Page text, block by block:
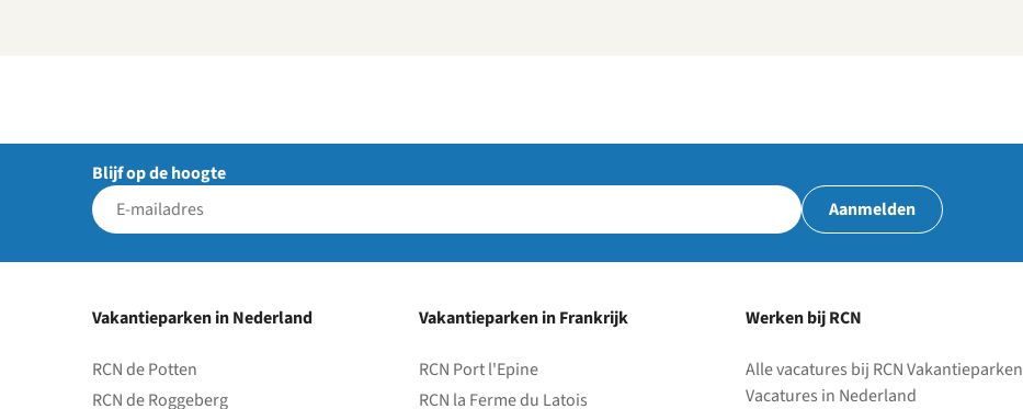
Blijf op de hoogte
Aanmelden
Vakantieparken in Nederland
RCN de Potten
RCN de Roggeberg
Vakantieparken in Frankrijk
RCN Port l'Epine
RCN la Ferme du Latois
Werken bij RCN
Alle vacatures bij RCN Vakantieparken
Vacatures in Nederland